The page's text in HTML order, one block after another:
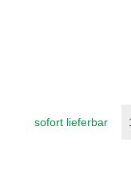
sofort lieferbar